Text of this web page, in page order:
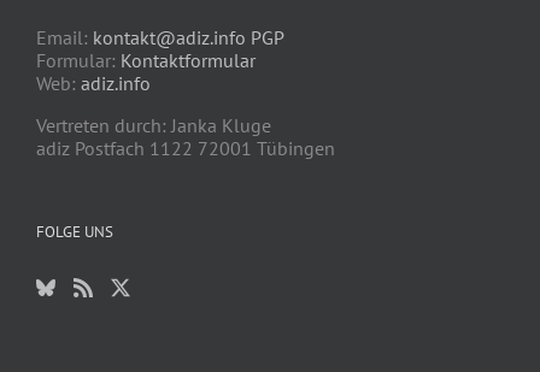
Email: kontakt@adiz.info PGP
Formular: Kontaktformular
Web: adiz.info
Vertreten durch: Janka Kluge
adiz Postfach 1122 72001 Tübingen
FOLGE UNS